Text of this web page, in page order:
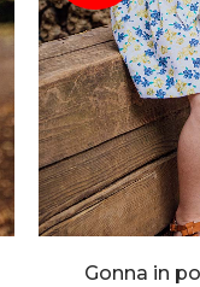
Envato
Policy
Gonna in